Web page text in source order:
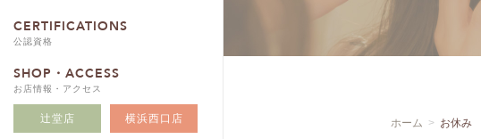
CERTIFICATIONS
公認資格
SHOP・ACCESS
お店情報・アクセス
辻堂店 横浜西口店 ホーム お休み